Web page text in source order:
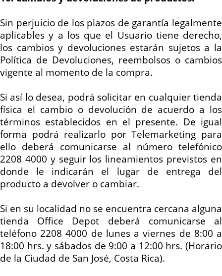
Sin perjuicio de los plazos de garantía legalmente
aplicables y a los que el Usuario tiene derecho,
los cambios y devoluciones estarán sujetos a la
Política de Devoluciones, reembolsos o cambios
vigente al momento de la compra.
Si así lo desea, podrá solicitar en cualquier tienda
física el cambio o devolución de acuerdo a los
términos establecidos en el presente. De igual
forma podrá realizarlo por Telemarketing para
ello deberá comunicarse al número telefónico
2208 4000 y seguir los lineamientos previstos en
donde le indicarán el lugar de entrega del
producto a devolver o cambiar.
Si en su localidad no se encuentra cercana alguna
tienda Office Depot deberá comunicarse al
teléfono 2208 4000 de lunes a viernes de 8:00 a
18:00 hrs. y sábados de 9:00 a 12:00 hrs. (Horario
de la Ciudad de San José, Costa Rica).